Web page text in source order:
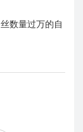
数量过万的自